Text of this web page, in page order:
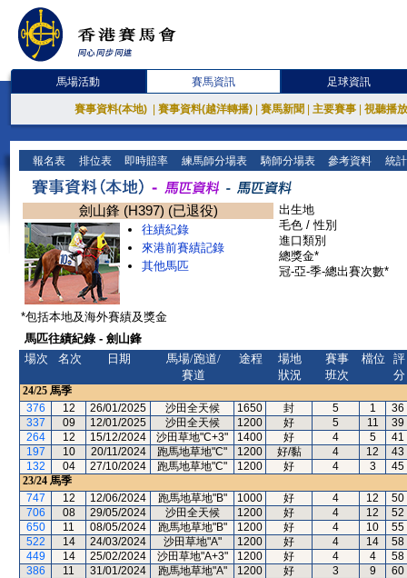
馬場活動 賽馬資訊 足球資訊
賽事資料(本地) 賽事資料(越洋轉播) 賽馬新聞 主要賽事 視聽播
報名表 排位表 即時賠率 練馬師分場表 騎師分場表 參考資料 統
劍山鋒 (H397) (已退役)
往績紀錄
來港前賽績記錄
其他馬匹
出生地
毛色 / 性別
進口類別
總獎金*
冠-亞-季-總出賽次數*
*包括本地及海外賽績及獎金
馬匹往績紀錄 - 劍山鋒
場次
名次 日期
馬場/跑道/
賽道
途程
場地
狀況
賽事
班次
檔位
評
分
24/25 馬季
376
12 26/01/2025 沙田全天候 1650 封 5 1
36
337
09 12/01/2025 沙田全天候 1200 好 5 11
39
264
12 15/12/2024 沙田草地"C+3" 1400 好 4 5
41
197
10 20/11/2024 跑馬地草地"C" 1200 好/黏 4 12
43
132
04 27/10/2024 跑馬地草地"C" 1200 好 4 3
45
23/24 馬季
747
12 12/06/2024 跑馬地草地"B" 1000 好 4 12
50
706
08 29/05/2024 沙田全天候 1200 好 4 12
52
650
11 08/05/2024 跑馬地草地"B" 1200 好 4 10
55
522
14 24/03/2024 沙田草地"A" 1200 好 4 14
58
449
14 25/02/2024 沙田草地"A+3" 1200 好 4 4
58
386
11 31/01/2024 跑馬地草地"A" 1200 好 3 9
60